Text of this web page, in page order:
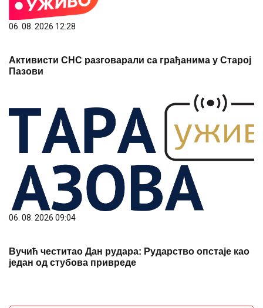
06. 08. 2026 12:28
Активисти СНС разговарали са грађанима у Старој
Пазови
06. 08. 2026 09:04
Вучић честитао Дан рудара: Рударство опстаје као
један од стубова привреде